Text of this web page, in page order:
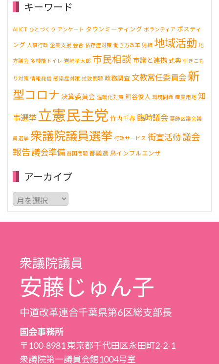
キーワード
AI ICT ひとづくり アンケート タウンミーティング ボランティア ポスティ
ング 人事行政 企業支援 会合 依存症対策 働き方改革 児相 地域活動 地
方議会 多機能トイレ 岩崎孝太郎 市民相談 市議と連携 式典 引きこも
り対策 情報発信 感染症対策 拉致問題 政務調査 文教常任委員会 新
型コロナ 決算委員会 温暖化対策 熊谷俊人 環境問題 産業用地 知
事選挙 立憲民主党 竹内千春 臨時議会 葛飾区議会議
員選挙 衆議院議員選挙 行政サービス 街宣活動 議会
報告議会準備 貧困問題 都議選 鳥インフルエンザ
アーカイブ
ア
ー
カ
イ
衆議院議員
安藤じゅん子
中道改革連合千葉県第6区総支部長
国会事務所
〒100-8981 東京都千代田区永田町2-2-1
衆議院第一議員会館1004号室